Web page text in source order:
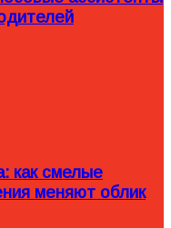
как смелые
меняют облик